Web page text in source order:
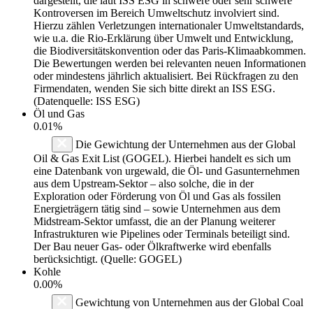
Kontroversen im Bereich Umweltschutz involviert sind.
Hierzu zählen Verletzungen internationaler Umweltstandards,
wie u.a. die Rio-Erklärung über Umwelt und Entwicklung,
die Biodiversitätskonvention oder das Paris-Klimaabkommen.
Die Bewertungen werden bei relevanten neuen Informationen
oder mindestens jährlich aktualisiert. Bei Rückfragen zu den
Firmendaten, wenden Sie sich bitte direkt an ISS ESG.
(Datenquelle: ISS ESG)
Öl und Gas
0.01%
Die Gewichtung der Unternehmen aus der Global
Oil & Gas Exit List (GOGEL). Hierbei handelt es sich um
eine Datenbank von urgewald, die Öl- und Gasunternehmen
aus dem Upstream-Sektor – also solche, die in der
Exploration oder Förderung von Öl und Gas als fossilen
Energieträgern tätig sind – sowie Unternehmen aus dem
Midstream-Sektor umfasst, die an der Planung weiterer
Infrastrukturen wie Pipelines oder Terminals beteiligt sind.
Der Bau neuer Gas- oder Ölkraftwerke wird ebenfalls
berücksichtigt. (Quelle: GOGEL)
Kohle
0.00%
Gewichtung von Unternehmen aus der Global Coal